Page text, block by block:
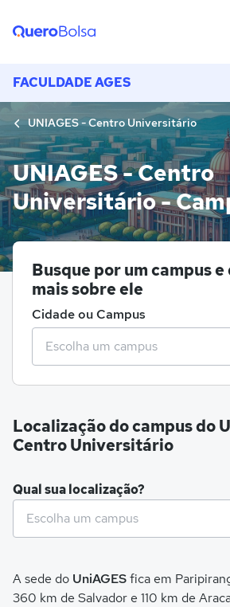
FACULDADE AGES
UNIAGES - Centro Universitário
UNIAGES - Centro
Universitário -
Busque por um campus
mais sobre ele
Cidade ou Campus
Localização do campus do
Centro Universitário
Qual sua localização?
A sede do UniAGESfica em
360 km de Salvador e 110 km de